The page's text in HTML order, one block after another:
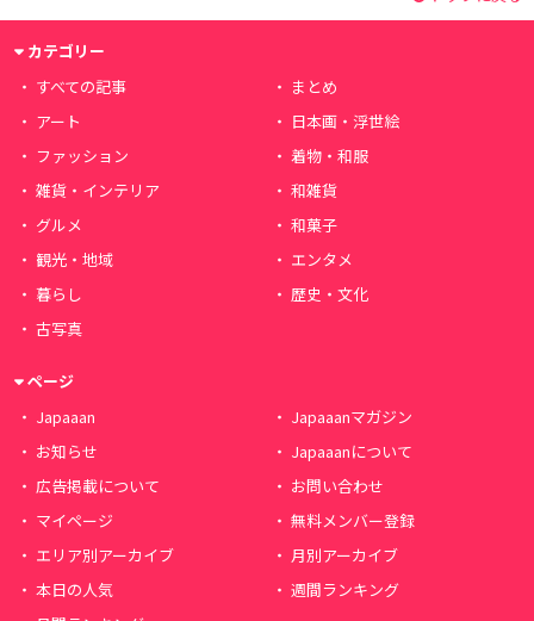
カテゴリー
すべての記事
まとめ
アート
日本画・浮世絵
ファッション
着物・和服
雑貨・インテリア
和雑貨
グルメ
和菓子
観光・地域
エンタメ
暮らし
歴史・文化
古写真
ページ
Japaaan
Japaaanマガジン
お知らせ
Japaaanについて
広告掲載について
お問い合わせ
マイページ
無料メンバー登録
エリア別アーカイブ
月別アーカイブ
本日の人気
週間ランキング